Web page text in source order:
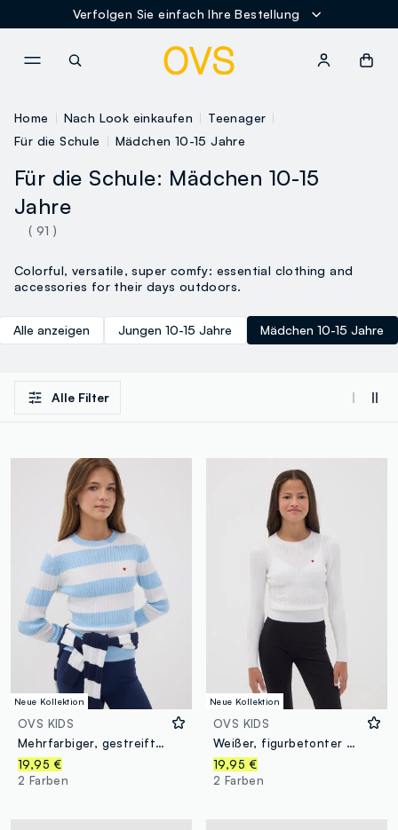
Verfolgen Sie einfach Ihre Bestellung
Home Nach Look einkaufen
Teenager
Für die Schule
Mädchen 10-15 Jahre
Für die Schule: Mädchen 10-15
Jahre
( 91 )
Colorful, versatile, super comfy: essential clothing and
accessories for their days outdoors.
Alle anzeigen Jungen 10-15 Jahre Mädchen 10-15 Jahre
Alle Filter
Neue Kollektion
OVS KIDS
Mehrfarbiger, gestreifter Pullover aus Viskosemix mit U-Boot-Ausschnitt für Mädchen
19,95 €
2 Farben
Neue Kollektion
OVS KIDS
Weißer, figurbetonter Zopfmuster-Pullover aus Viskosemix mit Rundhalsausschnitt für Mädchen
19,95 €
2 Farben